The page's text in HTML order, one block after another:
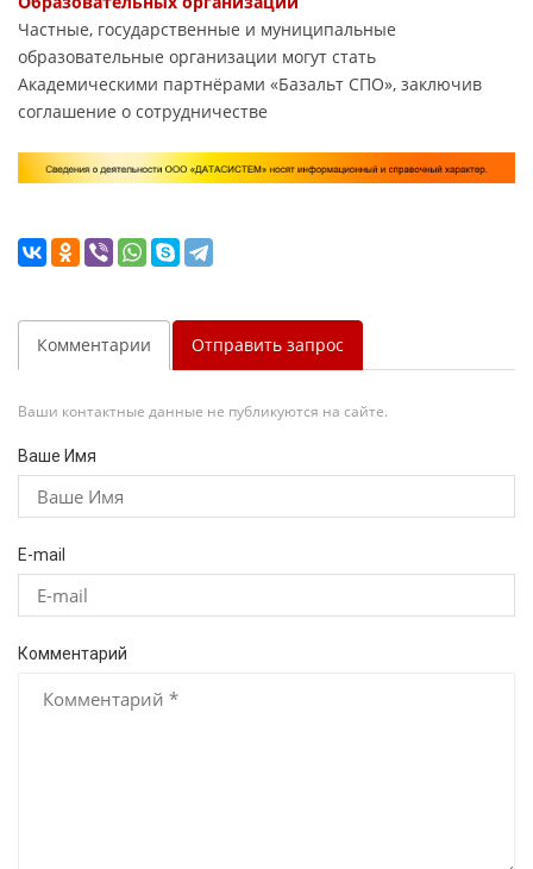
Частные, государственные и муниципальные
образовательные организации могут стать
Академическими партнёрами «Базальт СПО», заключив
соглашение о сотрудничестве
Комментарии Отправить запрос
Ваши контактные данные не публикуются на сайте.
Ваше Имя
E-mail
Комментарий